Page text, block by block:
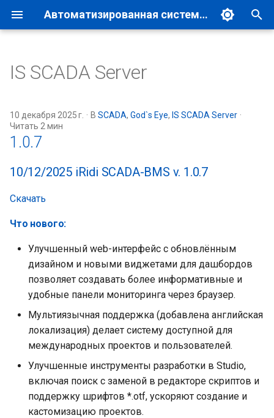
Автоматизированная система управления зданиями и сооружениями
и
а
л
и
Структурная схема
Быстрый старт
Документация
Rest API
Веб-визуализация
God's Eye
Системные требования
Журнал изменений
Сервер кластера
ПЛК
ЛЭРС
ЛЭРС + MQTT
Wiren Board
BreezArt
BOLID
Презентационные
Демонстрационные
Типовые проекты
2026
2025
1.0.7
1.0.6.3024
IS SCADA Server
10 декабря 2025 г. В SCADA, God`s Eye, IS SCADA Server
Читать 2 мин
1.0.7
10/12/2025 iRidi SCADA-BMS v. 1.0.7
Скачать
Что нового:
Улучшенный web-интерфейс с обновлённым
дизайном и новыми виджетами для дашбордов
позволяет создавать более информативные и
удобные панели мониторинга через браузер.
Мультиязычная поддержка (добавлена английская
локализация) делает систему доступной для
международных проектов и пользователей.
Улучшенные инструменты разработки в Studio,
включая поиск с заменой в редакторе скриптов и
поддержку шрифтов *.otf, ускоряют создание и
кастомизацию проектов.